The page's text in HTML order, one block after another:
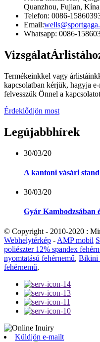
Quanzhou, Fujian, Kína
Telefon: 0086-
Email:
Whatsapp: 0086-
Vizsgálat
Termékeinkkel vagy
kapcsolatban kérjük, hagyja
felvesszük Önnel a
Érdeklődjön most
Legújabbhírek
30/03/20
A kantoni vásári
30/03/20
Gyár Kambodzsában
© Copyright - 2010-2020 :
Webhelytérkép - AMP mobil
poliészter 12% spandex
nyomtatású fehérnemű, Bikini
fehérnemű,
Küldjön e-mailt